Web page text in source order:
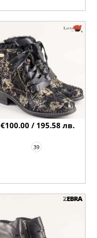
39
€100.00 / 195.58 лв.